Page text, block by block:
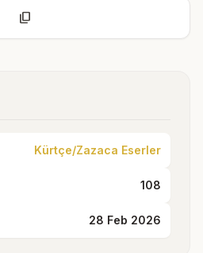
content_copy
Kürtçe/Zazaca Eserler
108
28 Feb 2026